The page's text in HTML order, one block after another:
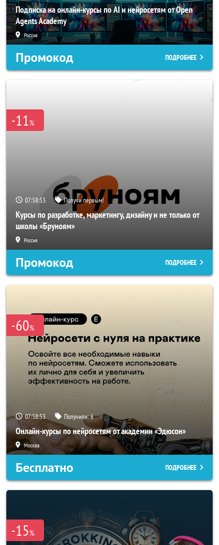
Подписка на онлайн-курсы по AI и нейросетям от Open
Agents Academy
Россия
Промокод ПОДРОБНЕЕ
-11%
07:58:50 Получи первым!
Курсы по разработке, маркетингу, дизайну и не только от
школы «Бруноям»
Россия
Промокод ПОДРОБНЕЕ
-60%
07:58:50 Получили:6
Онлайн-курсы по нейросетям от академии «Эдюсон»
Москва
Бесплатно ПОДРОБНЕЕ
-15%